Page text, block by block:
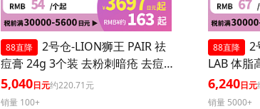
88直降
2号仓-LION狮王 PAIR 祛
痘膏 24g 3个装 去粉刺暗疮 去痘
印修复痘坑 舒缓炎症红肿【第2类
医药品】
5,040日元约220.71元
销量 100+
88直降
2
LAB 体脂
丸 90粒 3
6,240日元
销量 5000+